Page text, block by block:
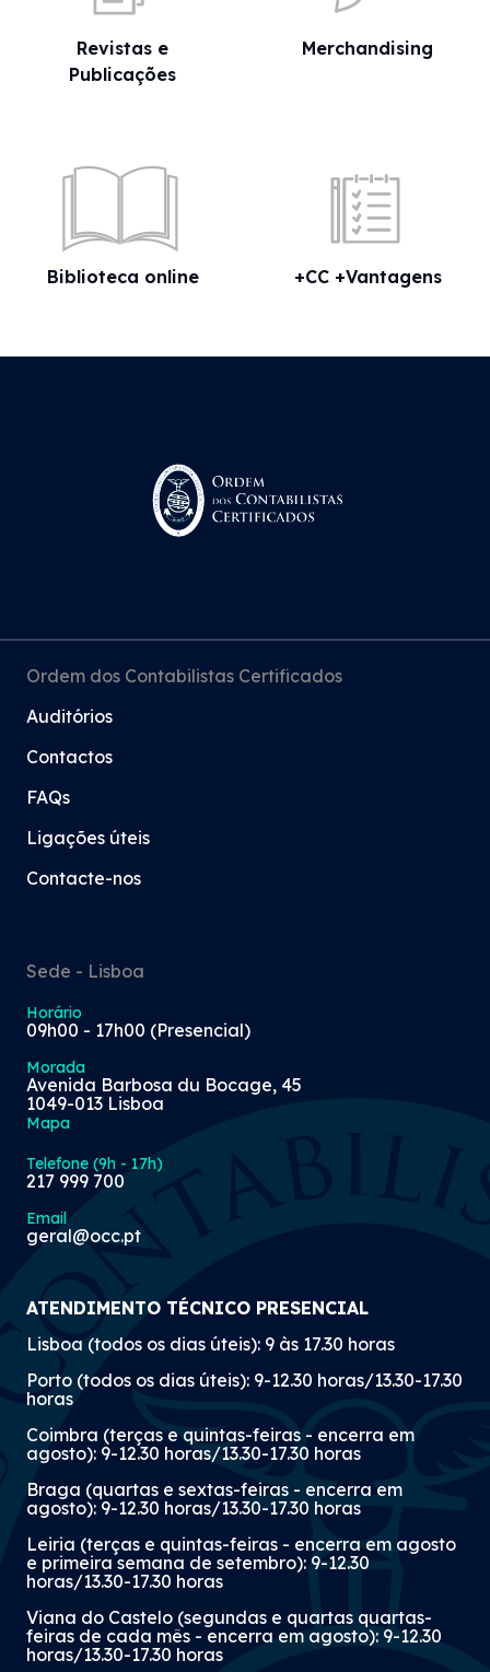
15 Jul 2026
da aplicação da taxa reduzida
utilizadas em comodato
13 Jul 2026
«Sabia que?» - Isenção de IVA
em bens destinados à
companhia
«Sabia que?» - Exclusão de
tributação de jovens
09 Jul 2026
«Sabia que?» - Envio
automático de documentos
emitidos a entidades da
Administração Pública
08 Jul 2026
«Sabia que?» - ICE para
agentes de seguros e
intermediários de crédito
Revistas e
Publicações
Merchandising
Biblioteca online +CC +Vantagens
Ordem dos Contabilistas Certificados
Auditórios
Contactos
FAQs
Ligações úteis
Contacte-nos
Sede - Lisboa
Horário
09h00 - 17h00 (Presencial)
Morada
Avenida Barbosa du Bocage, 45
1049-013 Lisboa
Mapa
Telefone (9h - 17h)
217 999 700
Email
geral@occ.pt
ATENDIMENTO TÉCNICO PRESENCIAL
Lisboa (todos os dias úteis): 9 às 17.30 horas
Porto (todos os dias úteis): 9-12.30 horas/13.30-17.30
horas
Coimbra (terças e quintas-feiras - encerra em
agosto): 9-12.30 horas/13.30-17.30 horas
Braga (quartas e sextas-feiras - encerra em
agosto): 9-12.30 horas/13.30-17.30 horas
Leiria (terças e quintas-feiras - encerra em agosto
e primeira semana de setembro): 9-12.30
horas/13.30-17.30 horas
Viana do Castelo (segundas e quartas quartas-
feiras de cada mês - encerra em agosto): 9-12.30
horas/13.30-17.30 horas